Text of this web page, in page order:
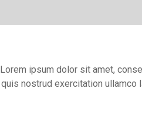
Lorem ipsum dolor sit amet,
quis nostrud exercitation ullamco